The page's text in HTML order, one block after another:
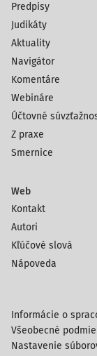
Predpisy
Judikáty
Aktuality
Navigátor
Komentáre
Webináre
Účtovné
Z praxe
Smernice
Web
Kontakt
Autori
Kľúčové slová
Nápoveda
Informácie o
Všeobecné
Nastavenie